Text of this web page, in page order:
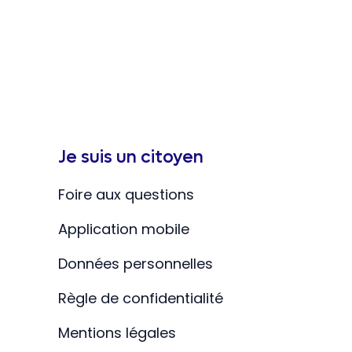
Je suis un citoyen
Foire aux questions
Application mobile
Données personnelles
Règle de confidentialité
Mentions légales